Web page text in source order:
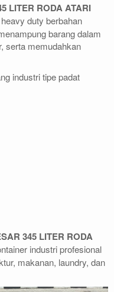
LITER RODA ATARI
duty berbahan
barang dalam
serta memudahkan
industri tipe padat
345 LITER RODA
industri profesional
makanan, laundry, dan